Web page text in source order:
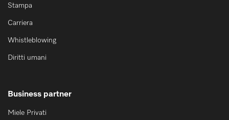
Stampa
Carriera
Whistleblowing
Diritti umani
Business partner
Miele Privati